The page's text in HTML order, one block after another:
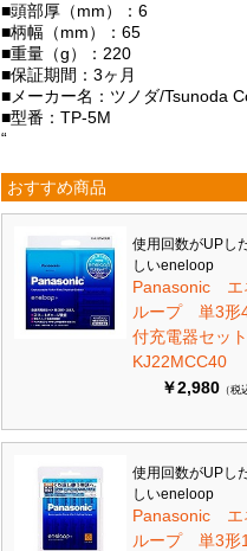
■頭部厚（mm）：6
■柄幅（mm）：65
■重量（g）：220
■保証期間：3ヶ月
■メーカー名：ツノダ/Tsunoda
■型番：TP-5M
“
おすすめ商品
使用回数がUPし
しいeneloop
Panasonic エ
ループ 単3形
付充電器セッ
KJ22MCC40
￥2,980 （税
使用回数がUPし
しいeneloop
Panasonic エ
ループ 単3形